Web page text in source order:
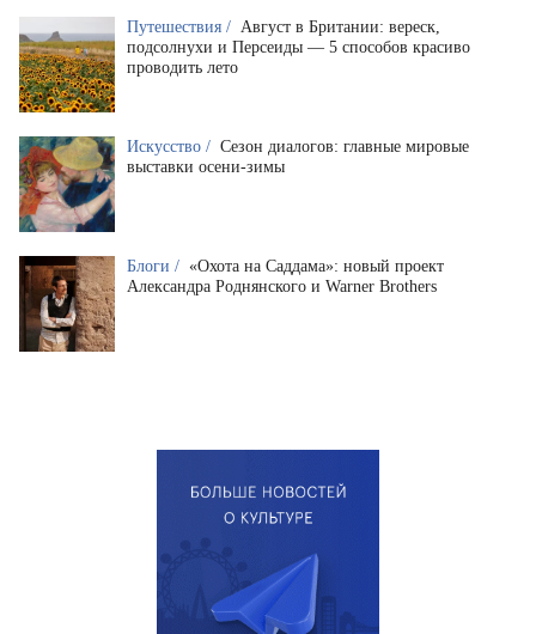
Путешествия / Август в Британии: вереск,
подсолнухи и Персеиды — 5 способов красиво
проводить лето
Искусство / Сезон диалогов: главные мировые
выставки осени-зимы
Блоги / «Охота на Саддама»: новый проект
Александра Роднянского и Warner Brothers